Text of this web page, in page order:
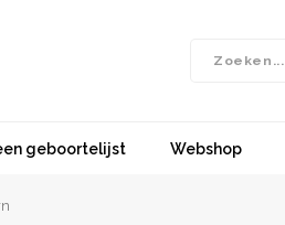
geboortelijst Webshop